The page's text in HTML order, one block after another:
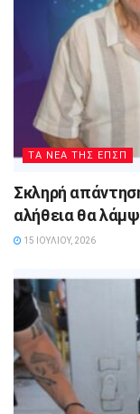
ΤΑ ΝΕΑ ΤΗΣ ΕΠΣΠ
Σκληρή
αλήθεια θα
15 ΙΟΥΛΊΟΥ, 2026